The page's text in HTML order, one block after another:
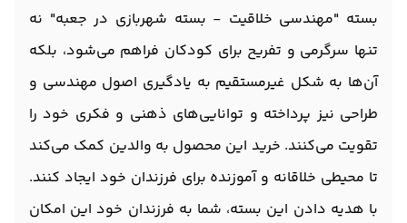
بسته "مهندسی خلاقیت - بسته شهربازی در جعبه" نه
تنها سرگرمی و تفریح برای کودکان فراهم می‌شود، بلکه
آن‌ها به شکل غیرمستقیم به یادگیری اصول مهندسی و
طراحی نیز پرداخته و توانایی‌های ذهنی و فکری خود را
تقویت می‌کنند. خرید این محصول به والدین کمک می‌کند
تا محیطی خلاقانه و آموزنده برای فرزندان خود ایجاد کنند.
با هدیه دادن این بسته، شما به فرزندان خود این امکان